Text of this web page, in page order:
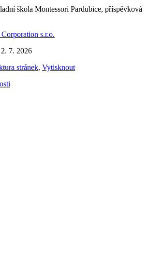
škola Montessori Pardubice, příspěvková
s.r.o.
7. 2026
stránek, Vytisknout